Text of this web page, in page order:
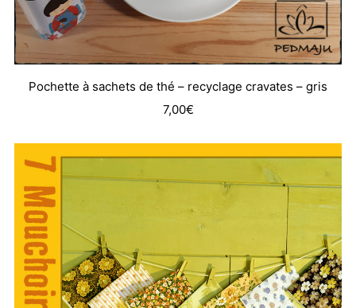
Pochette à sachets de thé – recyclage cravates – gris
7,00€